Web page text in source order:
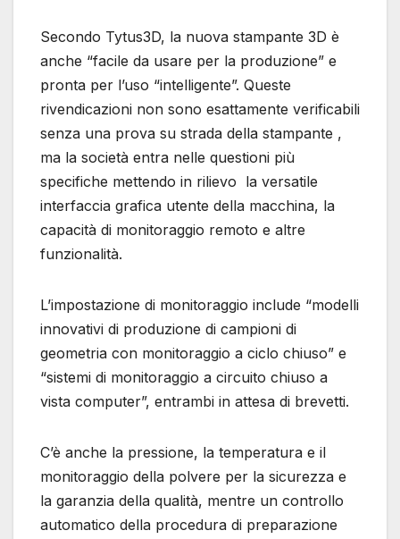
Secondo Tytus3D, la nuova stampante 3D è
anche “facile da usare per la produzione” e
pronta per l’uso “intelligente”. Queste
rivendicazioni non sono esattamente verificabili
senza una prova su strada della stampante ,
ma la società entra nelle questioni più
specifiche mettendo in rilievo la versatile
interfaccia grafica utente della macchina, la
capacità di monitoraggio remoto e altre
funzionalità.
L’impostazione di monitoraggio include “modelli
innovativi di produzione di campioni di
geometria con monitoraggio a ciclo chiuso” e
“sistemi di monitoraggio a circuito chiuso a
vista computer”, entrambi in attesa di brevetti.
C’è anche la pressione, la temperatura e il
monitoraggio della polvere per la sicurezza e
la garanzia della qualità, mentre un controllo
automatico della procedura di preparazione